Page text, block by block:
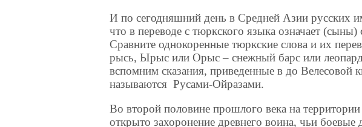
И по сегодняшний день в Средней Азии русских
что в переводе с тюркского языка означает (сыны)
Сравните однокоренные тюркские слова и их
рысь, Ырыс или Орыс – снежный барс или
вспомним сказания, приведенные в до Велесовой
называются Русами-Ойразами.
Во второй половине прошлого века на
открыто захоронение древнего воина, чьи